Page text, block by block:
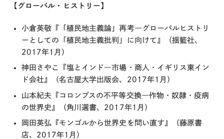
【グローバル・ヒストリー】
小倉英敬『「植民地主義論」再考―グローバルヒストリ
ーとしての「植民地主義批判」に向けて』（揺籃社、
2017年1月）
神田さやこ『塩とインド―市場・商人・イギリス東イン
ド会社』（名古屋大学出版会、2017年1月）
山本紀夫『コロンブスの不平等交換―作物・奴隷・疫病
の世界史』（角川選書、2017年1月）
岡田英弘『モンゴルから世界史を問い直す』（藤原書
店、2017年1月）